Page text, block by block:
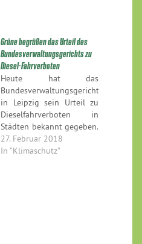
Grüne begrüßen das Urteil des
Bundesverwaltungsgerichts zu
Diesel-Fahrverboten
Heute hat das
Bundesverwaltungsgericht
in Leipzig sein Urteil zu
Dieselfahrverboten in
Städten bekannt gegeben.
Dazu äußert sich der
Fraktionsvorsitzende von
27. Februar 2018
In "Klimaschutz"